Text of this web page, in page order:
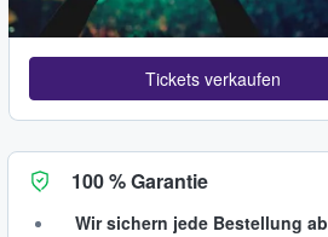
Tickets verkaufen
100 % Garantie
Wir sichern jede Bestellung ab